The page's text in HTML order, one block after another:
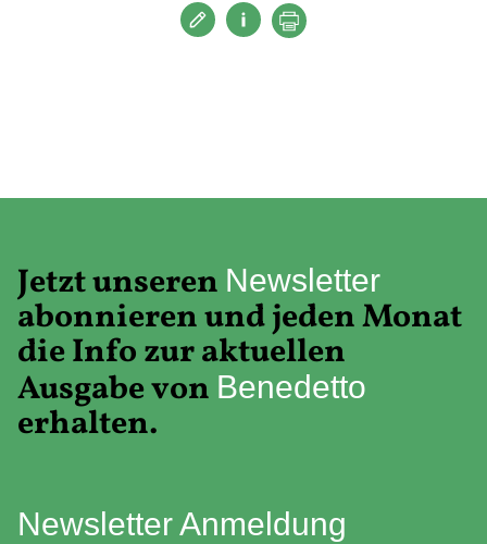
Jetzt unseren Newsletter
abonnieren und jeden Monat
die Info zur aktuellen
Ausgabe von Benedetto
erhalten.
Newsletter Anmeldung